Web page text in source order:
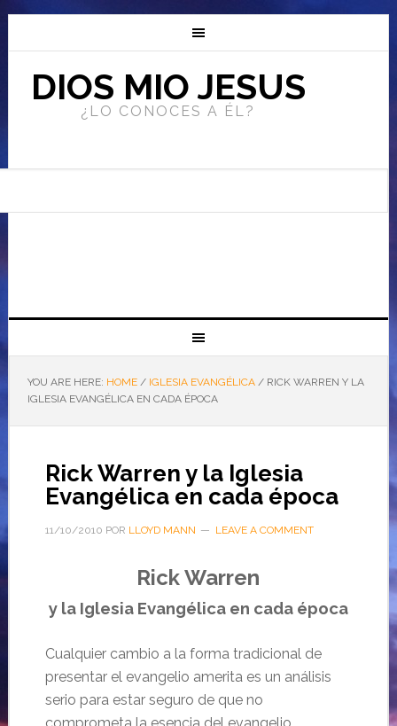
DIOS MIO JESUS
¿LO CONOCES A ÉL?
YOU ARE HERE: HOME / IGLESIA EVANGÉLICA /RICK WARREN Y LA
IGLESIA EVANGÉLICA EN CADA ÉPOCA
Rick Warren y la Iglesia
Evangélica en cada época
11/10/2010 POR LLOYD MANN LEAVE A COMMENT
Rick Warren
y la Iglesia Evangélica en cada época
Cualquier cambio a la forma tradicional de
presentar el evangelio amerita es un análisis
serio para estar seguro de que no